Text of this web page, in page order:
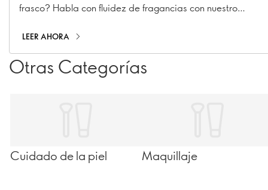
frasco? Habla con fluidez de fragancias con nuestro
para saber cómo se hacen las fragancias. Desde los
ingredientes más conocidos hasta los secretos de la
perfumería nicho, aquí tienes todo lo que necesitas para
sonar (y oler) como un experto. Sigue leyendo y mejora tu
LEER AHORA
Otras Categorías
Cuidado de la piel Maquillaje